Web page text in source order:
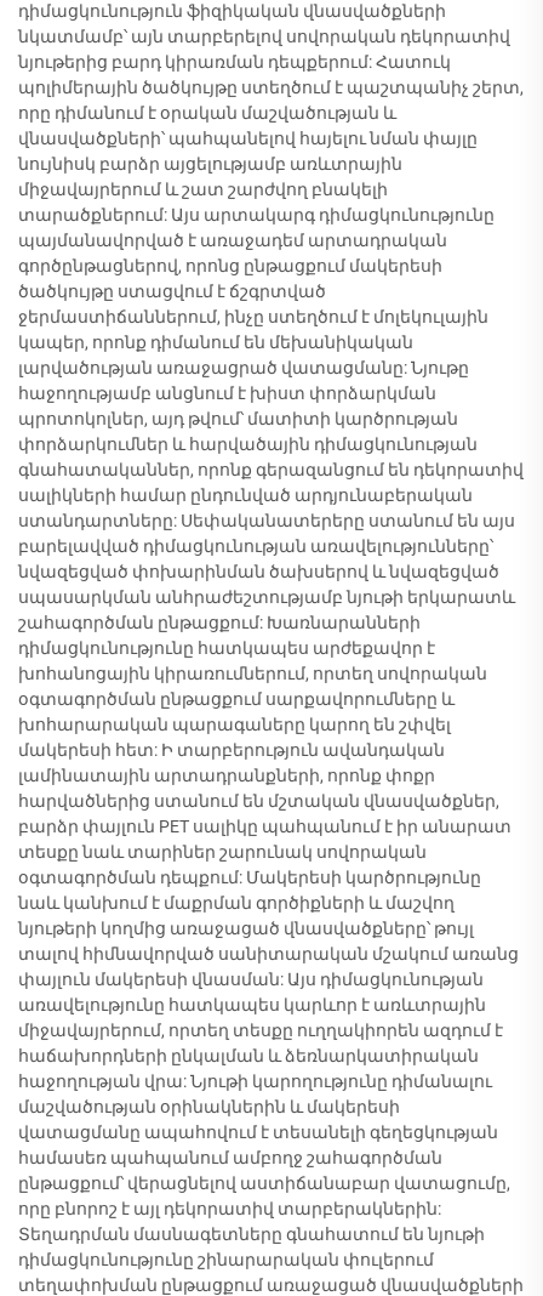
դիմացկունություն ֆիզիկական վնասվածքների
նկատմամբ՝ այն տարբերելով սովորական դեկորատիվ
նյութերից բարդ կիրառման դեպքերում: Հատուկ
պոլիմերային ծածկույթը ստեղծում է պաշտպանիչ շերտ,
որը դիմանում է օրական մաշվածության և
վնասվածքների՝ պահպանելով հայելու նման փայլը
նույնիսկ բարձր այցելությամբ առևտրային
միջավայրերում և շատ շարժվող բնակելի
տարածքներում: Այս արտակարգ դիմացկունությունը
պայմանավորված է առաջադեմ արտադրական
գործընթացներով, որոնց ընթացքում մակերեսի
ծածկույթը ստացվում է ճշգրտված
ջերմաստիճաններում, ինչը ստեղծում է մոլեկուլային
կապեր, որոնք դիմանում են մեխանիկական
լարվածության առաջացրած վատացմանը: Նյութը
հաջողությամբ անցնում է խիստ փորձարկման
պրոտոկոլներ, այդ թվում՝ մատիտի կարծրության
փորձարկումներ և հարվածային դիմացկունության
գնահատականներ, որոնք գերազանցում են դեկորատիվ
սալիկների համար ընդունված արդյունաբերական
ստանդարտները: Սեփականատերերը ստանում են այս
բարելավված դիմացկունության առավելությունները՝
նվազեցված փոխարինման ծախսերով և նվազեցված
սպասարկման անհրաժեշտությամբ նյութի երկարատև
շահագործման ընթացքում: Խառնարանների
դիմացկունությունը հատկապես արժեքավոր է
խոհանոցային կիրառումներում, որտեղ սովորական
օգտագործման ընթացքում սարքավորումները և
խոհարարական պարագաները կարող են շփվել
մակերեսի հետ: Ի տարբերություն ավանդական
լամինատային արտադրանքների, որոնք փոքր
հարվածներից ստանում են մշտական վնասվածքներ,
բարձր փայլուն PET սալիկը պահպանում է իր անարատ
տեսքը նաև տարիներ շարունակ սովորական
օգտագործման դեպքում: Մակերեսի կարծրությունը
նաև կանխում է մաքրման գործիքների և մաշվող
նյութերի կողմից առաջացած վնասվածքները՝ թույլ
տալով հիմնավորված սանիտարական մշակում առանց
փայլուն մակերեսի վնասման: Այս դիմացկունության
առավելությունը հատկապես կարևոր է առևտրային
միջավայրերում, որտեղ տեսքը ուղղակիորեն ազդում է
հաճախորդների ընկալման և ձեռնարկատիրական
հաջողության վրա: Նյութի կարողությունը դիմանալու
մաշվածության օրինակներին և մակերեսի
վատացմանը ապահովում է տեսանելի գեղեցկության
համասեռ պահպանում ամբողջ շահագործման
ընթացքում՝ վերացնելով աստիճանաբար վատացումը,
որը բնորոշ է այլ դեկորատիվ տարբերակներին:
Տեղադրման մասնագետները գնահատում են նյութի
դիմացկունությունը շինարարական փուլերում
տեղափոխման ընթացքում առաջացած վնասվածքների